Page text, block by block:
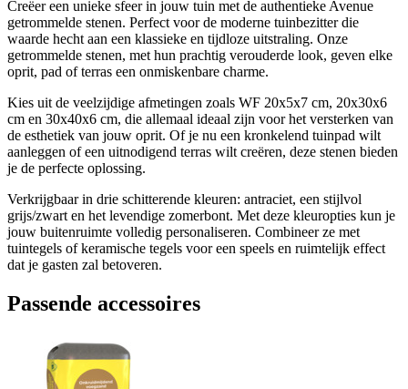
Creëer een unieke sfeer in jouw tuin met de authentieke Avenue
getrommelde stenen. Perfect voor de moderne tuinbezitter die
waarde hecht aan een klassieke en tijdloze uitstraling. Onze
getrommelde stenen, met hun prachtig verouderde look, geven elke
oprit, pad of terras een onmiskenbare charme.
Kies uit de veelzijdige afmetingen zoals WF 20x5x7 cm, 20x30x6
cm en 30x40x6 cm, die allemaal ideaal zijn voor het versterken van
de esthetiek van jouw oprit. Of je nu een kronkelend tuinpad wilt
aanleggen of een uitnodigend terras wilt creëren, deze stenen bieden
je de perfecte oplossing.
Verkrijgbaar in drie schitterende kleuren: antraciet, een stijlvol
grijs/zwart en het levendige zomerbont. Met deze kleuropties kun je
jouw buitenruimte volledig personaliseren. Combineer ze met
tuintegels of keramische tegels voor een speels en ruimtelijk effect
dat je gasten zal betoveren.
Passende accessoires